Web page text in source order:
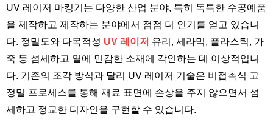
UV 레이저 마킹기는 다양한 산업 분야, 특히 독특한 수공예품
을 제작하고 제작하는 분야에서 점점 더 인기를 얻고 있습니
다. 정밀도와 다목적성 UV 레이저 유리, 세라믹, 플라스틱, 가
죽 등 섬세하고 열에 민감한 소재에 각인하는 데 이상적입니
다. 기존의 조각 방식과 달리 UV 레이저 기술은 비접촉식 고
정밀 프로세스를 통해 재료 표면에 손상을 주지 않으면서 섬
세하고 정교한 디자인을 구현할 수 있습니다.